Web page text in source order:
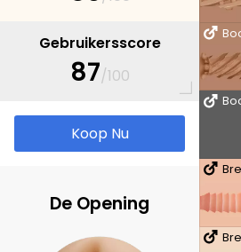
Gebruikersscore
87/100
Koop Nu
De Opening